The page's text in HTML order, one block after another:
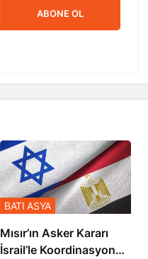
ABONE OL
Mısır’ın Asker Kararı
İsrail’le Koordinasyon
BATI ASYA